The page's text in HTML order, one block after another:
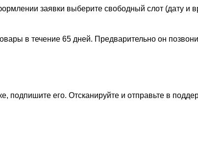
заявки выберите свободный слот (дату
в течение 65 дней. Предварительно он
подпишите его. Отсканируйте и отправьте в